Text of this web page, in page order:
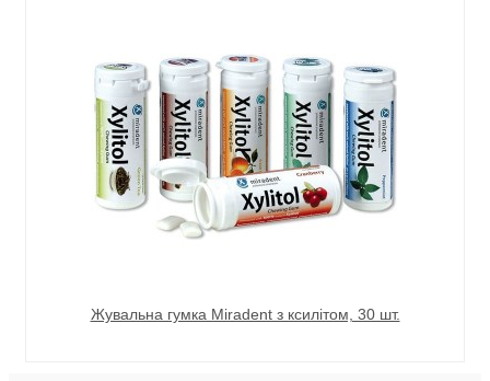
Жувальна гумка Miradent з ксилітом, 30 шт.